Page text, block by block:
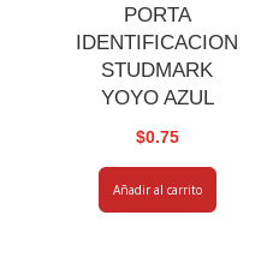
PORTA
IDENTIFICACION
STUDMARK
YOYO AZUL
$0.75
Añadir al carrito